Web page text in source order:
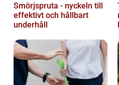
Smörjspruta - nyckeln till
effektivt och hållbart
underhåll